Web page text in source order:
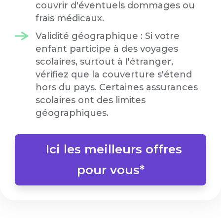
couvrir d'éventuels dommages ou
frais médicaux.
Validité géographique : Si votre
enfant participe à des voyages
scolaires, surtout à l'étranger,
vérifiez que la couverture s'étend
hors du pays. Certaines assurances
scolaires ont des limites
géographiques.
Ici les meilleurs offres
pour vous*